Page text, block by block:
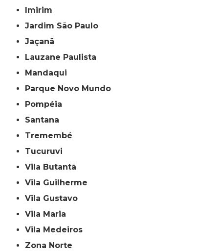
Imirim
Jardim São Paulo
Jaçanã
Lauzane Paulista
Mandaqui
Parque Novo Mundo
Pompéia
Santana
Tremembé
Tucuruvi
Vila Butantã
Vila Guilherme
Vila Gustavo
Vila Maria
Vila Medeiros
Zona Norte